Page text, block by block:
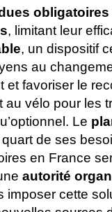
, limitant leur
, un dispositif
au
et favoriser le
au vélo pour les
Le
quart de ses
en France
autorité
imposer cette